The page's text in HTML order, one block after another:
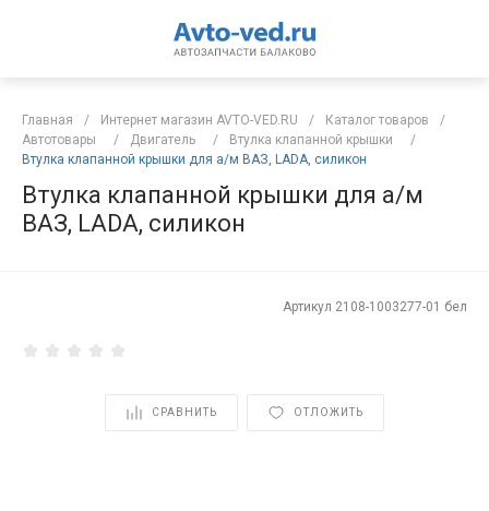
Главная / Интернет магазин AVTO-VED.RU / Каталог товаров
/
Автотовары
/ Двигатель / Втулка клапанной крышки
/
Втулка клапанной крышки для а/м ВАЗ, LADA, силикон
Втулка клапанной крышки для а/м
ВАЗ, LADA, силикон
Артикул 2108-1003277-01 бел
СРАВНИТЬ ОТЛОЖИТЬ